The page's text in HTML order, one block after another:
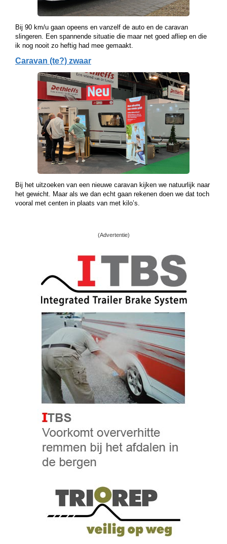
Bij 90 km/u gaan opeens en vanzelf de auto en de caravan
slingeren. Een spannende situatie die maar net goed afliep en die
ik nog nooit zo heftig had mee gemaakt.
Caravan (te?) zwaar
Bij het uitzoeken van een nieuwe caravan kijken we natuurlijk naar
het gewicht. Maar als we dan echt gaan rekenen doen we dat toch
vooral met centen in plaats van met kilo’s.
(Advertentie)